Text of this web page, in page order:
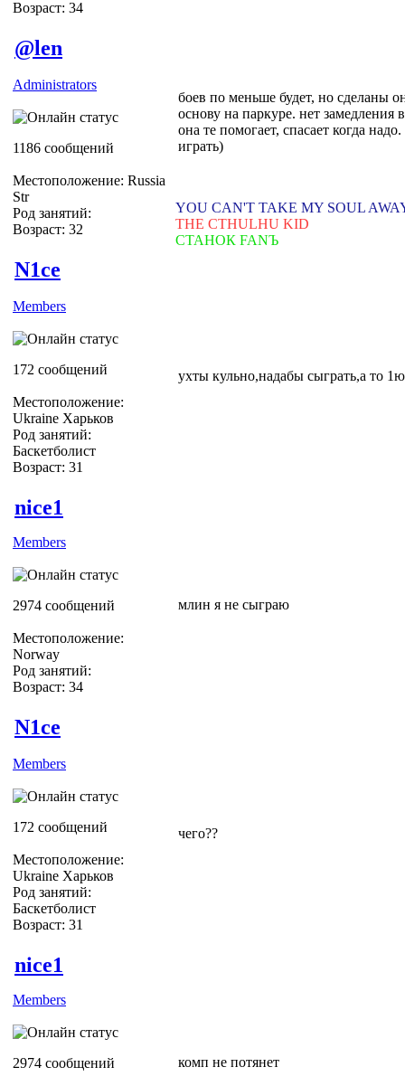
Возраст: 34
@len
Administrators
1186 сообщений
Местоположение: Russia
Str
Род занятий:
Возраст: 32
боев по меньше будет, но сделаны
основу на паркуре. нет замедления
она те помогает, спасает когда
играть)
YOU CAN'T TAKE MY SOUL
THE CTHULHU KID
СТАНОК FANЪ
N1ce
Members
172 сообщений
Местоположение:
Ukraine Харьков
Род занятий:
Баскетболист
Возраст: 31
ухты кульно,надабы сыграть,а то
nice1
Members
2974 сообщений
Местоположение:
Norway
Род занятий:
Возраст: 34
млин я не сыграю
N1ce
Members
172 сообщений
Местоположение:
Ukraine Харьков
Род занятий:
Баскетболист
Возраст: 31
чего??
nice1
Members
2974 сообщений комп не потянет